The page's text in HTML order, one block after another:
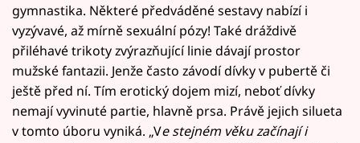
gymnastika. Některé předváděné sestavy nabízí i
vyzývavé, až mírně sexuální pózy! Také dráždivě
přiléhavé trikoty zvýrazňující linie dávají prostor
mužské fantazii. Jenže často závodí dívky v pubertě či
ještě před ní. Tím erotický dojem mizí, neboť dívky
nemají vyvinuté partie, hlavně prsa. Právě jejich silueta
v tomto úboru vyniká. „Ve stejném věku začínají i